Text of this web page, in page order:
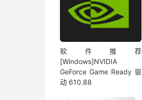
软件推荐
[Windows]NVIDIA
GeForce Game Ready 驱
动 610.88